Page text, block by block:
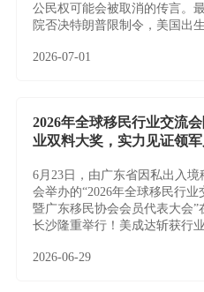
公民权可能会被取消的传言。
院否决特朗普限制令，美国出
2026-07-01
2026年全球移民行业交流
业双料大奖，实力见证领军
6月23日，由广东省因私出入境
会举办的“2026年全球移民行业
暨广东移民协会会员代表大会”
长沙隆重举行！美成达斩获行业
2026-06-29